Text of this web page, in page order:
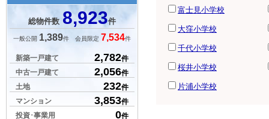
富士見小学校
大窪小学校
千代小学校
桜井小学校
片浦小学校
総物件数 8,923件
一般公開 1,389件 会員限定 7,534件
新築一戸建て 2,782件
中古一戸建て
2,056件
土地
232件
マンション
3,853件
投資･事業用
0件